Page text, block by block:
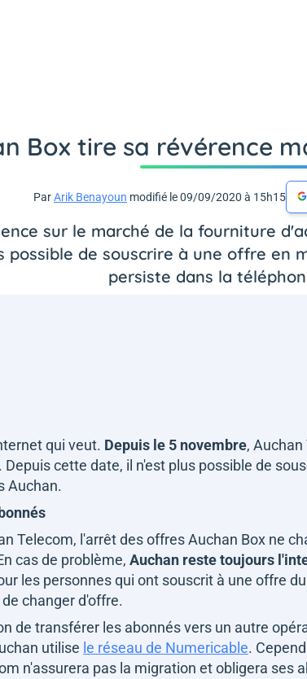
Box tire sa révérence
ParArik Benayoun modifié le 09/09/2020 à 15h15
sur le marché de la fourniture
possible de souscrire à une offre en
persiste dans la
qui veut. Depuis le 5 novembre,
cette date, il n'est plus possible de
Auchan.
Telecom, l'arrêt des offres Auchan Box ne
cas de problème, Auchan reste toujours
les personnes qui ont souscrit à une offre
changer d'offre.
de transférer les abonnés vers un autre
utilise le réseau de Numericable.
n'assurera pas la migration et obligera ses